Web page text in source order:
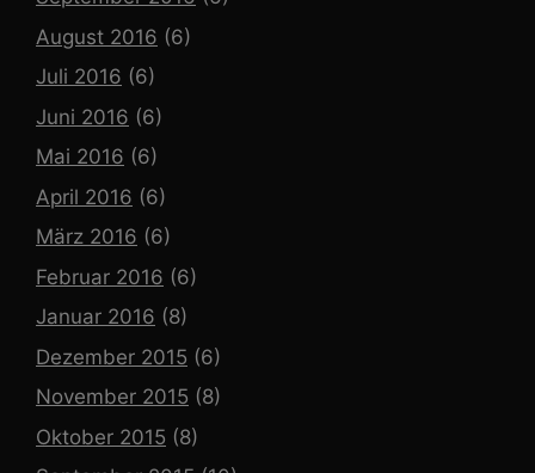
August 2016 (6)
Juli 2016 (6)
Juni 2016 (6)
Mai 2016 (6)
April 2016 (6)
März 2016 (6)
Februar 2016 (6)
Januar 2016 (8)
Dezember 2015 (6)
November 2015 (8)
Oktober 2015 (8)